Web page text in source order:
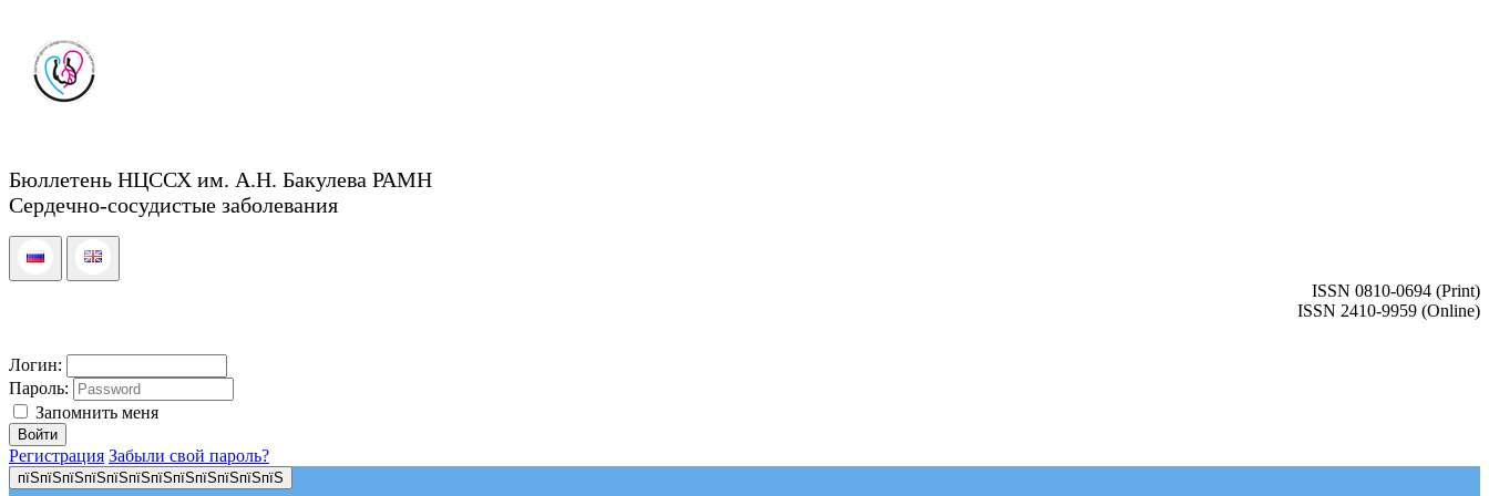
Бюллетень НЦССХ им. А.Н. Бакулева РАМН
Сердечно-сосудистые заболевания
ISSN 0810-0694 (Print)
ISSN 2410-9959 (Online)
Логин:
Пароль:
Запомнить меня
Регистрация Забыли свой пароль?
пїЅпїЅпїЅпїЅпїЅпїЅпїЅпїЅпїЅпїЅпїЅпїЅ